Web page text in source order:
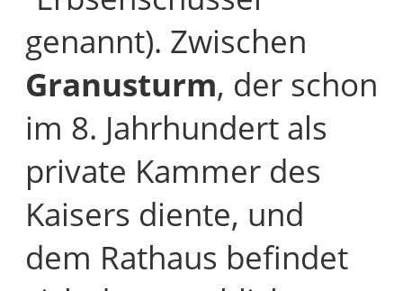
genannt). Zwischen
Granusturm, der schon
im 8. Jahrhundert als
private Kammer des
Kaisers diente, und
dem Rathaus befindet